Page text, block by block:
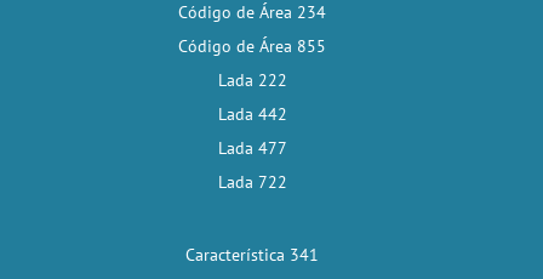
Código de Área 234
Código de Área 855
Lada 222
Lada 442
Lada 477
Lada 722
Característica 341